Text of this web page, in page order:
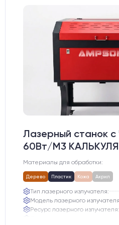
Лазерный станок
60Вт/М3
Материалы для обработки:
Дерево Пластик Кожа Акрил
Тип лазерного излучателя:
Модель лазерного
Ресурс лазерного излучателя: